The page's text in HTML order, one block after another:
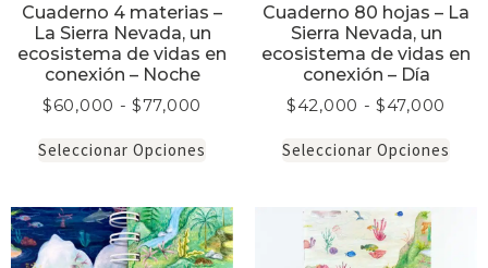
Cuaderno 4 materias –
La Sierra Nevada, un
ecosistema de vidas en
conexión – Noche
$60,000 - $77,000
Seleccionar Opciones
Cuaderno 80 hojas – La
Sierra Nevada, un
ecosistema de vidas en
conexión – Día
$42,000 - $47,000
Seleccionar Opciones